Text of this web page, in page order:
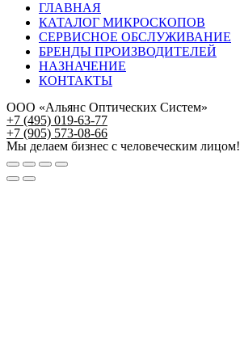
ГЛАВНАЯ
КАТАЛОГ МИКРОСКОПОВ
СЕРВИСНОЕ ОБСЛУЖИВАНИЕ
БРЕНДЫ ПРОИЗВОДИТЕЛЕЙ
НАЗНАЧЕНИЕ
КОНТАКТЫ
ООО «Альянс Оптических Систем»
+7 (495) 019-63-77
+7 (905) 573-08-66
Мы делаем бизнес с человеческим лицом!